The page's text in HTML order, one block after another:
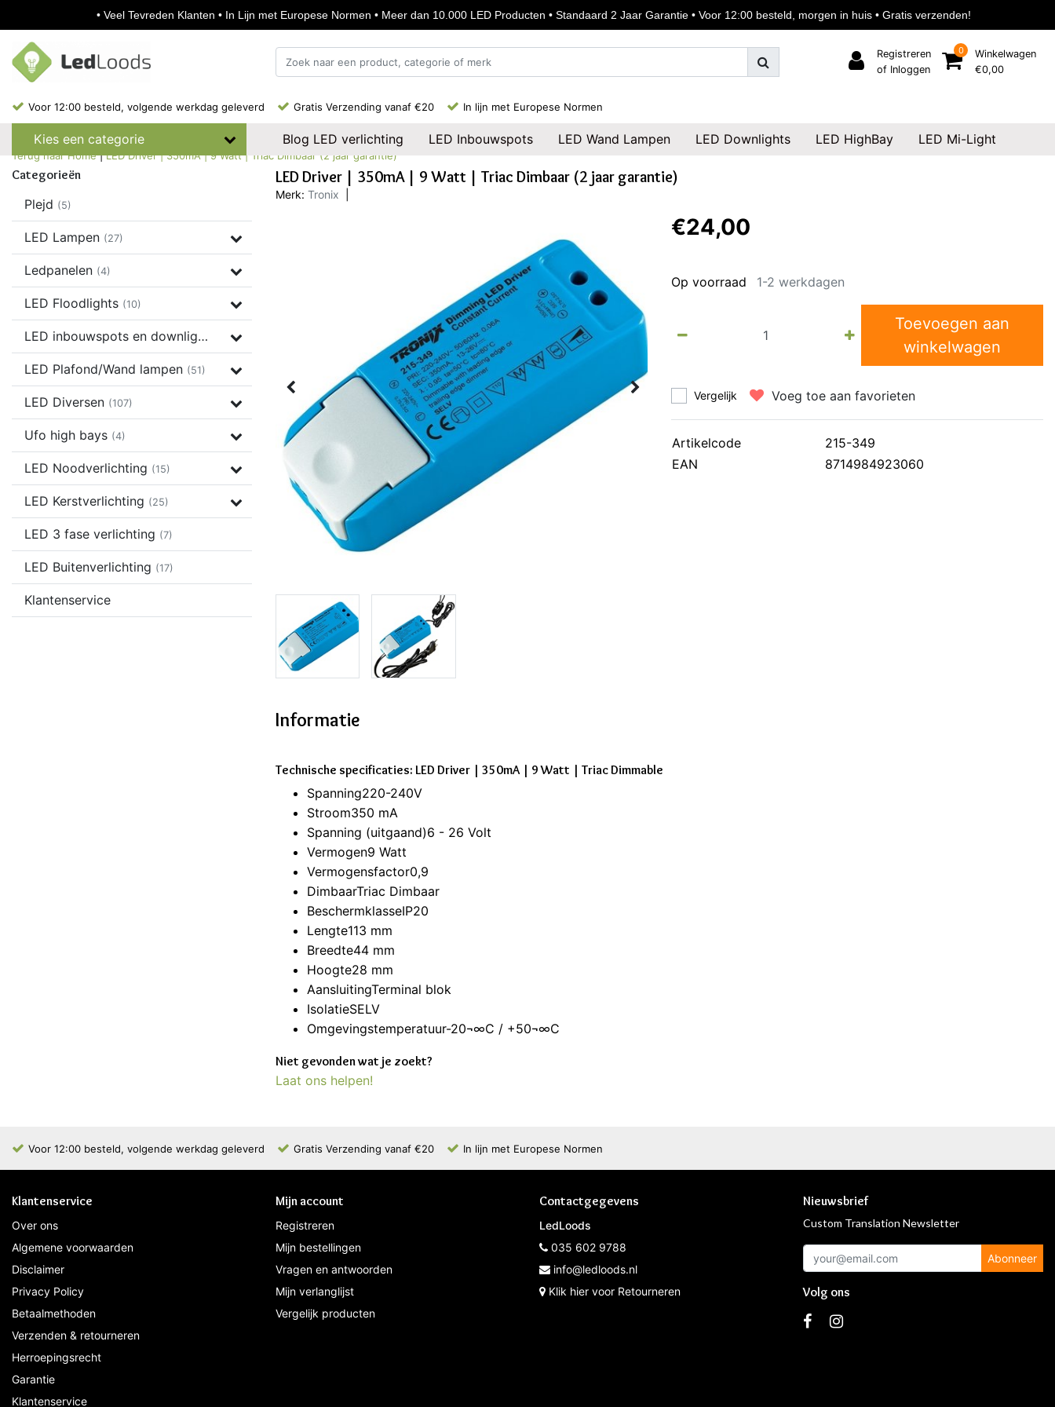
Registreren
of Inloggen
0
Winkelwagen
€0,00
Voor 12:00 besteld, volgende werkdag geleverd Gratis Verzending vanaf €20 In lijn met Europese Normen
Kies een categorie Blog LED verlichting LED Inbouwspots LED Wand Lampen LED Downlights LED HighBay LED Mi-Light
Terug naar Home|LED Driver | 350mA | 9 Watt | Triac Dimbaar (2 jaar garantie)
Categorieën
Plejd (5)
LED Lampen (27)
Ledpanelen (4)
LED Floodlights (10)
LED inbouwspots en downlights (37)
LED Plafond/Wand lampen (51)
LED Diversen (107)
Ufo high bays (4)
LED Noodverlichting (15)
LED Kerstverlichting (25)
LED 3 fase verlichting (7)
LED Buitenverlichting (17)
Klantenservice
LED Driver | 350mA | 9 Watt | Triac Dimbaar (2 jaar garantie)
Merk: Tronix
€24,00
Op voorraad 1-2 werkdagen
Toevoegen aan
winkelwagen
Vergelijk Voeg toe aan favorieten
Artikelcode
215-349
EAN
8714984923060
Informatie
Technische specificaties: LED Driver | 350mA | 9 Watt | Triac Dimmable
Spanning220-240V
Stroom350 mA
Spanning (uitgaand)6 - 26 Volt
Vermogen9 Watt
Vermogensfactor0,9
DimbaarTriac Dimbaar
BeschermklasseIP20
Lengte113 mm
Breedte44 mm
Hoogte28 mm
AansluitingTerminal blok
IsolatieSELV
Omgevingstemperatuur-20¬∞C / +50¬∞C
Niet gevonden wat je zoekt?
Laat ons helpen!
Voor 12:00 besteld, volgende werkdag geleverd Gratis Verzending vanaf €20 In lijn met Europese Normen
Klantenservice
Over ons
Algemene voorwaarden
Disclaimer
Privacy Policy
Betaalmethoden
Verzenden & retourneren
Herroepingsrecht
Garantie
Klantenservice
Mijn account
Registreren
Mijn bestellingen
Vragen en antwoorden
Mijn verlanglijst
Vergelijk producten
Contactgegevens
LedLoods
035 602 9788
info@ledloods.nl
Klik hier voor Retourneren
Nieuwsbrief
Custom Translation Newsletter
Abonneer
Volg ons
• Veel Tevreden Klanten • In Lijn met Europese Normen • Meer dan 10.000 LED Producten • Standaard 2 Jaar Garantie • Voor 12:00 besteld, morgen in huis • Gratis verzenden!